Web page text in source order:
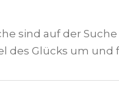
sind auf der
des Glücks um und